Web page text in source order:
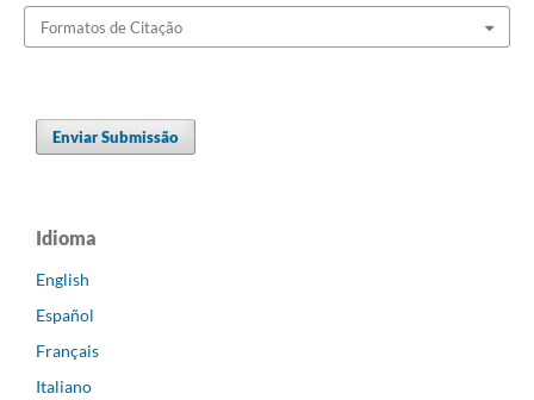
Formatos de Citação
Enviar Submissão
Idioma
English
Español
Français
Italiano